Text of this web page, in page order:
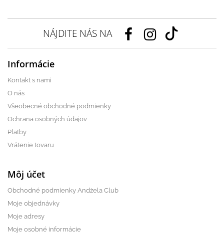
NÁJDITE NÁS NA
Informácie
Kontakt s nami
O nás
Všeobecné obchodné podmienky
Ochrana osobných údajov
Platby
Vrátenie tovaru
Môj účet
Obchodné podmienky Andżela Club
Moje objednávky
Moje adresy
Moje osobné informácie